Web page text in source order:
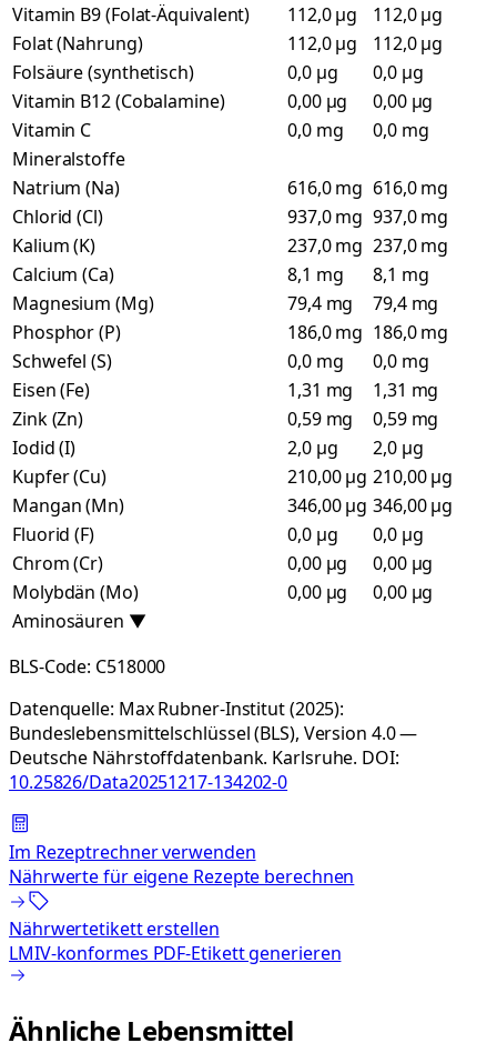
Vitamin B9 (Folat-Äquivalent)
112,0 µg
112,0 µg
Folat (Nahrung)
112,0 µg
112,0 µg
Folsäure (synthetisch)
0,0 µg
0,0 µg
Vitamin B12 (Cobalamine)
0,00 µg
0,00 µg
Vitamin C
0,0 mg
0,0 mg
Mineralstoffe
Natrium (Na)
616,0 mg 616,0 mg
Chlorid (Cl)
937,0 mg 937,0 mg
Kalium (K)
237,0 mg 237,0 mg
Calcium (Ca)
8,1 mg
8,1 mg
Magnesium (Mg)
79,4 mg
79,4 mg
Phosphor (P)
186,0 mg 186,0 mg
Schwefel (S)
0,0 mg
0,0 mg
Eisen (Fe)
1,31 mg
1,31 mg
Zink (Zn)
0,59 mg
0,59 mg
Iodid (I)
2,0 µg
2,0 µg
Kupfer (Cu)
210,00 µg 210,00 µg
Mangan (Mn)
346,00 µg 346,00 µg
Fluorid (F)
0,0 µg
0,0 µg
Chrom (Cr)
0,00 µg
0,00 µg
Molybdän (Mo)
0,00 µg
0,00 µg
Aminosäuren ▼
BLS-Code: C518000
Datenquelle: Max Rubner-Institut (2025):
Bundeslebensmittelschlüssel (BLS), Version 4.0 —
Deutsche Nährstoffdatenbank. Karlsruhe. DOI:
10.25826/Data20251217-134202-0
Im Rezeptrechner verwenden
Nährwerte für eigene Rezepte berechnen
Nährwertetikett erstellen
LMIV-konformes PDF-Etikett generieren
Ähnliche Lebensmittel